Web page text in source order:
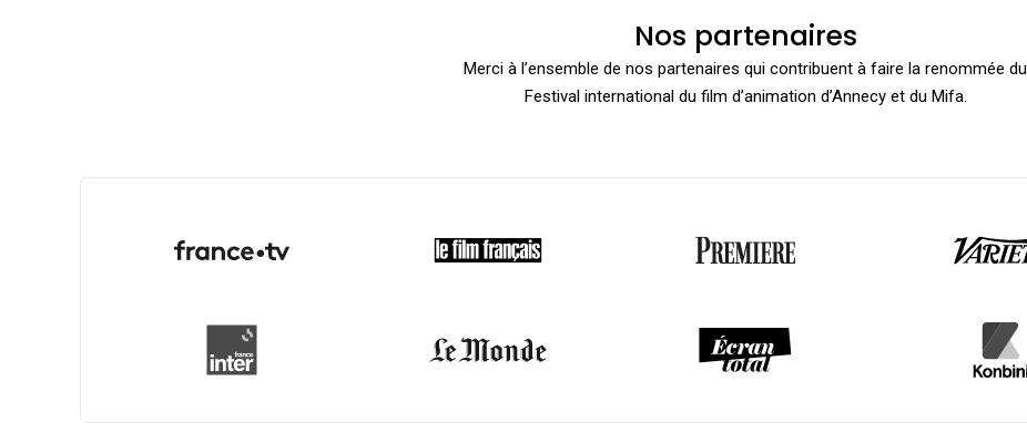
Nos partenaires
Merci à l’ensemble de nos partenaires qui contribuent à faire la renommée du
Festival international du film d’animation d’Annecy et du Mifa.